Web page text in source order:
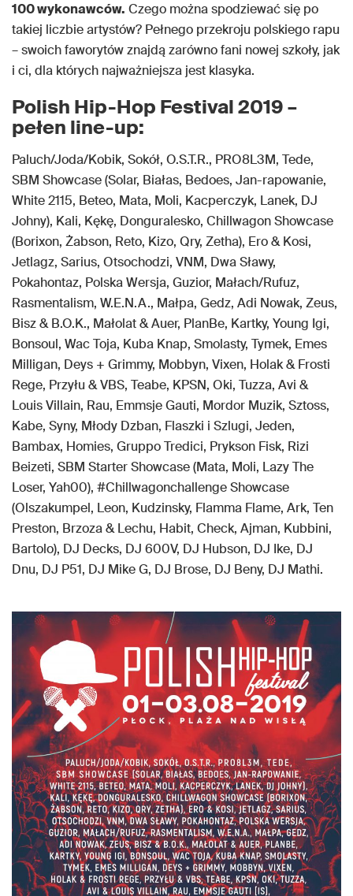
100 wykonawców. Czego można spodziewać się po
takiej liczbie artystów? Pełnego przekroju polskiego rapu
– swoich faworytów znajdą zarówno fani nowej szkoły, jak
i ci, dla których najważniejsza jest klasyka.
Polish Hip-Hop Festival 2019 –
pełen line-up:
Paluch/Joda/Kobik, Sokół, O.S.T.R., PRO8L3M, Tede,
SBM Showcase (Solar, Białas, Bedoes, Jan-rapowanie,
White 2115, Beteo, Mata, Moli, Kacperczyk, Lanek, DJ
Johny), Kali, Kękę, Donguralesko, Chillwagon Showcase
(Borixon, Żabson, Reto, Kizo, Qry, Zetha), Ero & Kosi,
Jetlagz, Sarius, Otsochodzi, VNM, Dwa Sławy,
Pokahontaz, Polska Wersja, Guzior, Małach/Rufuz,
Rasmentalism, W.E.N.A., Małpa, Gedz, Adi Nowak, Zeus,
Bisz & B.O.K., Małolat & Auer, PlanBe, Kartky, Young Igi,
Bonsoul, Wac Toja, Kuba Knap, Smolasty, Tymek, Emes
Milligan, Deys + Grimmy, Mobbyn, Vixen, Holak & Frosti
Rege, Przyłu & VBS, Teabe, KPSN, Oki, Tuzza, Avi &
Louis Villain, Rau, Emmsje Gauti, Mordor Muzik, Sztoss,
Kabe, Syny, Młody Dzban, Flaszki i Szlugi, Jeden,
Bambax, Homies, Gruppo Tredici, Prykson Fisk, Rizi
Beizeti, SBM Starter Showcase (Mata, Moli, Lazy The
Loser, Yah00), #Chillwagonchallenge Showcase
(Olszakumpel, Leon, Kudzinsky, Flamma Flame, Ark, Ten
Preston, Brzoza & Lechu, Habit, Check, Ajman, Kubbini,
Bartolo), DJ Decks, DJ 600V, DJ Hubson, DJ Ike, DJ
Dnu, DJ P51, DJ Mike G, DJ Brose, DJ Beny, DJ Mathi.